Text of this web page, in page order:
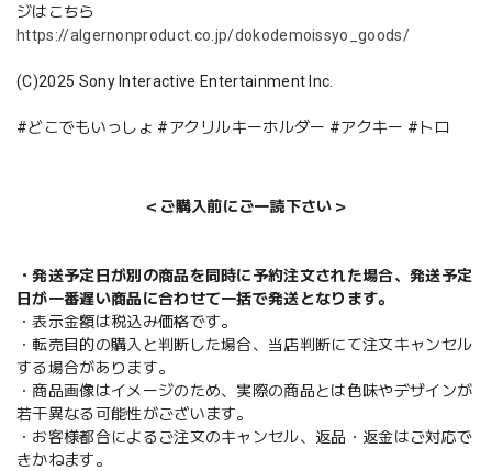
ジはこちら
https://algernonproduct.co.jp/dokodemoissyo_goods/
(C)2025 Sony Interactive Entertainment Inc.
#どこでもいっしょ #アクリルキーホルダー #アクキー #トロ
＜ご購入前にご一読下さい＞
・発送予定日が別の商品を同時に予約注文された場合、発送予定
日が一番遅い商品に合わせて一括で発送となります。
・表示金額は税込み価格です。
・転売目的の購入と判断した場合、当店判断にて注文キャンセル
する場合があります。
・商品画像はイメージのため、実際の商品とは色味やデザインが
若干異なる可能性がございます。
・お客様都合によるご注文のキャンセル、返品・返金はご対応で
きかねます。